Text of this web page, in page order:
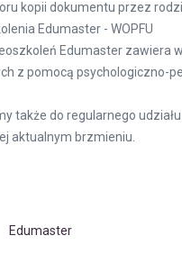
kopii dokumentu przez
Edumaster - WOPFU
Edumaster zawiera
z pomocą psychologiczno-
także do regularnego
aktualnym brzmieniu.
Edumaster